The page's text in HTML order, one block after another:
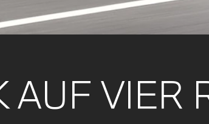
AUF VIER